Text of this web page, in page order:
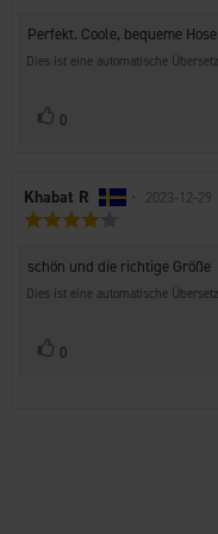
5
Sternen
Rezensionstext:
Perfekt. Coole, bequeme
Dies ist eine automatische
Stimme
0
Autor
der
Khabat R • 2023-12-29
von
5
Sternen
Rezensionstext:
schön und die richtige Größe
Dies ist eine automatische
Stimme
0